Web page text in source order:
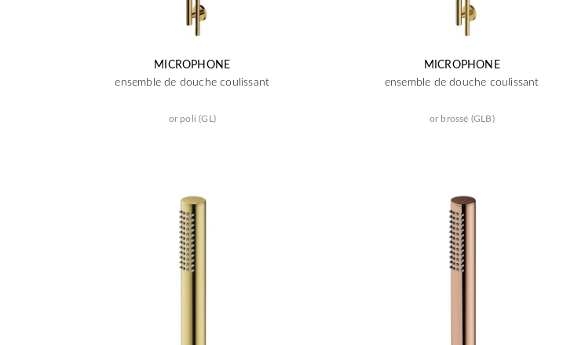
MICROPHONE
ensemble de douche coulissant
or poli (GL)
MICROPHONE
ensemble de douche coulissant
or brossé (GLB)